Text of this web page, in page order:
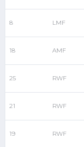
8 LMF
18 AMF
25 RWF
21 RWF
19 RWF